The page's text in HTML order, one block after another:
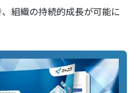
組織の持続的成長が可能に